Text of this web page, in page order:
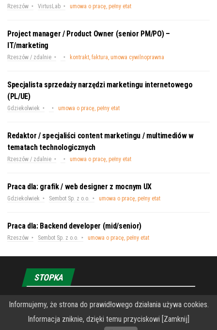
Rzeszów VirtusLab umowa o pracę, pełny etat
Project manager / Product Owner (senior PM/PO) –
IT/marketing
Rzeszów / zdalnie kontrakt, faktura, umowa cywilnoprawna
Specjalista sprzedaży narzędzi marketingu internetowego
(PL/UE)
Gdziekolwiek umowa o pracę, pełny etat
Redaktor / specjaliści content marketingu / multimediów w
tematach technologicznych
Rzeszów / zdalnie umowa o pracę, pełny etat
Praca dla: grafik / web designer z mocnym UX
Gdziekolwiek Sembot Sp. z o.o. umowa o pracę, pełny etat
Praca dla: Backend developer (mid/senior)
Rzeszów Sembot Sp. z o.o. umowa o pracę, pełny etat
STOPKA
O Fundacji PRZEkarpacie
Wykonanie portalu – specjaliści stron www WordPress
Informujemy, że strona do prawidłowego działania używa cookies.
Informacja zniknie, dzięki temu przyciskowi [Zamknij]